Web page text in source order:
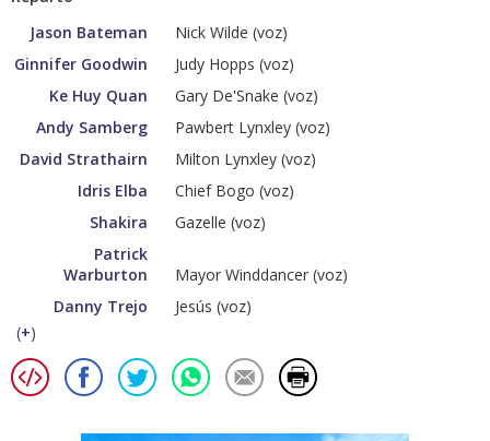
Jason Bateman
Nick Wilde (voz)
Ginnifer Goodwin
Judy Hopps (voz)
Ke Huy Quan
Gary De'Snake (voz)
Andy Samberg
Pawbert Lynxley (voz)
David Strathairn
Milton Lynxley (voz)
Idris Elba
Chief Bogo (voz)
Shakira
Gazelle (voz)
Patrick
Warburton
Mayor Winddancer (voz)
Danny Trejo
Jesús (voz)
(+)